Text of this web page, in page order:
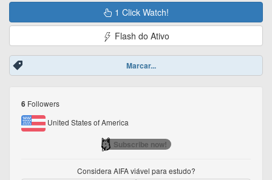
1 Click Watch!
Flash do Ativo
Marcar...
6 Followers
United States of America
Subscribe now!
Considera AIFAviável para estudo?